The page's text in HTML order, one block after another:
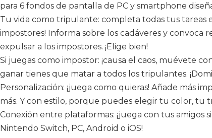
para 6 fondos de pantalla de PC y smartphone
Tu vida como tripulante: completa todas tus tareas
impostores! Informa sobre los cadáveres y convoca
expulsar a los impostores. ¡Elige bien!
Si juegas como impostor: ¡causa el caos, muévete
ganar tienes que matar a todos los tripulantes.
Personalización: ¡juega como quieras! Añade más
más. Y con estilo, porque puedes elegir tu color, tu
Conexión entre plataformas: ¡juega con tus amigos
Nintendo Switch, PC, Android o iOS!